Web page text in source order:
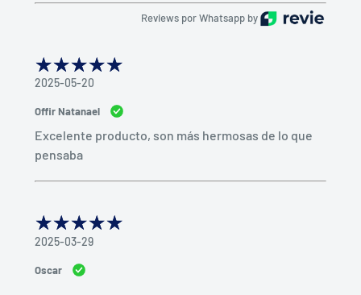
Reviews por Whatsapp by
2025-05-20
Offir Natanael
Excelente producto, son más hermosas de lo que
pensaba
2025-03-29
Oscar